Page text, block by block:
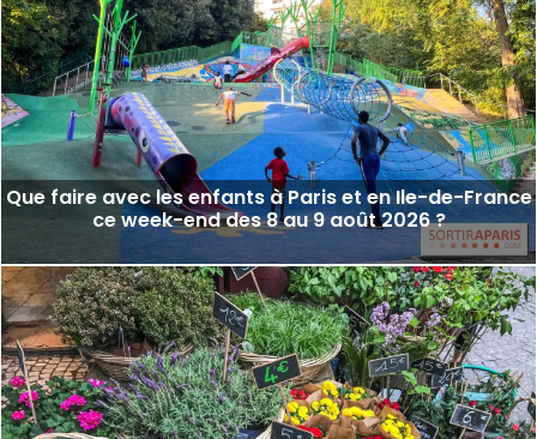
Que faire avec les enfants à Paris et en Ile-de-France
ce week-end des 8 au 9 août 2026 ?